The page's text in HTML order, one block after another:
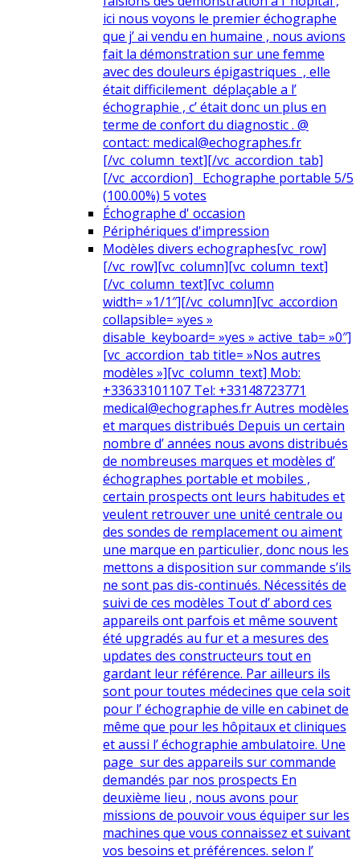
ici nous voyons le premier échographe
que j’ ai vendu en humaine , nous avions
fait la démonstration sur une femme
avec des douleurs épigastriques , elle
était difficilement déplaçable a l’
échographie , c’ était donc un plus en
terme de confort du diagnostic . @
contact: medical@echographes.fr
[/vc_column_text][/vc_accordion_tab]
[/vc_accordion] Echographe portable 5/5
(100.00%) 5 votes
Échographe d' occasion
Périphériques d'impression
Modèles divers echographes[vc_row]
[/vc_row][vc_column][vc_column_text]
[/vc_column_text][vc_column
width= »1/1″][/vc_column][vc_accordion
collapsible= »yes »
disable_keyboard= »yes » active_tab= »0″]
[vc_accordion_tab title= »Nos autres
modèles »][vc_column_text] Mob:
+33633101107 Tel: +33148723771
medical@echographes.fr Autres modèles
et marques distribués Depuis un certain
nombre d’ années nous avons distribués
de nombreuses marques et modèles d’
échographes portable et mobiles ,
certain prospects ont leurs habitudes et
veulent retrouver une unité centrale ou
des sondes de remplacement ou aiment
une marque en particulier, donc nous les
mettons a disposition sur commande s’ils
ne sont pas dis-continués. Nécessités de
suivi de ces modèles Tout d’ abord ces
appareils ont parfois et même souvent
été upgradés au fur et a mesures des
updates des constructeurs tout en
gardant leur référence. Par ailleurs ils
sont pour toutes médecines que cela soit
pour l’ échographie de ville en cabinet de
même que pour les hôpitaux et cliniques
et aussi l’ échographie ambulatoire. Une
page sur des appareils sur commande
demandés par nos prospects En
deuxième lieu , nous avons pour
missions de pouvoir vous équiper sur les
machines que vous connaissez et suivant
vos besoins et préférences. selon l’